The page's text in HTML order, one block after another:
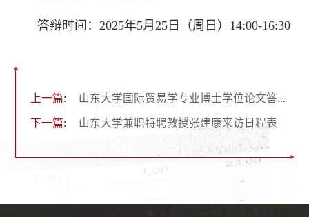
答辩时间：2025年5月25日（周日）14:00-16:30
上一篇: 山东大学国际贸易学专业博士学位论文答辩会
下一篇: 山东大学兼职特聘教授张建康来访日程表